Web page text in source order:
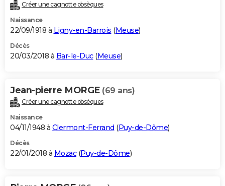
Créer une cagnotte obsèques
Naissance
22/09/1918 à Ligny-en-Barrois (Meuse)
Décès
20/03/2018 à Bar-le-Duc(Meuse)
Jean-pierre MORGE (69 ans)
Créer une cagnotte obsèques
Naissance
04/11/1948 à Clermont-Ferrand (Puy-de-Dôme)
Décès
22/01/2018 à Mozac(Puy-de-Dôme)